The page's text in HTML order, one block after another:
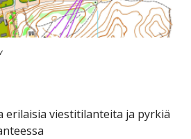
erilaisia viestitilanteita ja pyrkiä